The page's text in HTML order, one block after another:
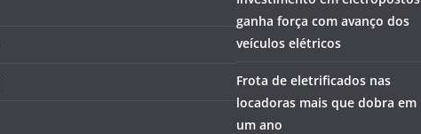
ganha força com avanço dos
veículos elétricos
Frota de eletrificados nas
locadoras mais que dobra em
um ano